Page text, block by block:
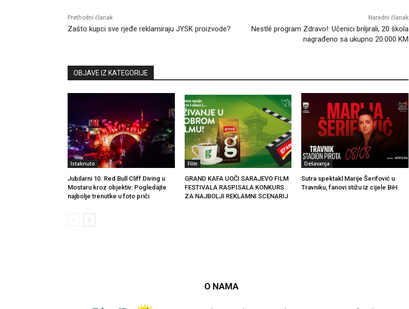
Prethodni članak
Zašto kupci sve rjeđe reklamiraju JYSK proizvode?
Naredni članak
Nestlé program Zdravo!: Učenici briljirali, 20 škola
nagrađeno sa ukupno 20.000 KM
OBJAVE IZ KATEGORIJE
Istaknuto
Jubilarni 10. Red Bull Cliff Diving u
Mostaru kroz objektiv: Pogledajte
najbolje trenutke u foto priči
Film
GRAND KAFA UOČI SARAJEVO FILM
FESTIVALA RASPISALA KONKURS
ZA NAJBOLJI REKLAMNI SCENARIJ
Dešavanja
Sutra spektakl Marije Šerifović u
Travniku, fanovi stižu iz cijele BiH
O NAMA